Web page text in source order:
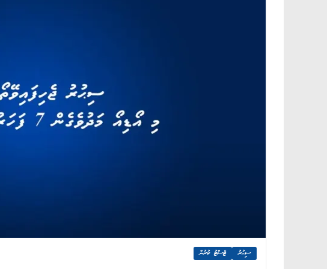
ސިޙުރު ޓެސްޓު ކުރުން